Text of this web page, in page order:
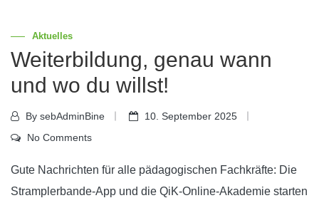
Aktuelles
Weiterbildung, genau wann
und wo du willst!
By sebAdminBine
10. September 2025
No Comments
Gute Nachrichten für alle pädagogischen Fachkräfte: Die
Stramplerbande-App und die QiK-Online-Akademie starten